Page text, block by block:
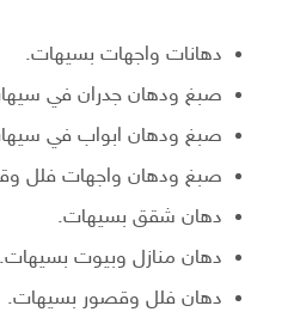
دهانات واجهات بسيهات.
صبغ ودهان جدران في
صبغ ودهان ابواب في
صبغ ودهان واجهات فلل
دهان شقق بسيهات.
دهان منازل وبيوت بسيهات.
دهان فلل وقصور بسيهات.